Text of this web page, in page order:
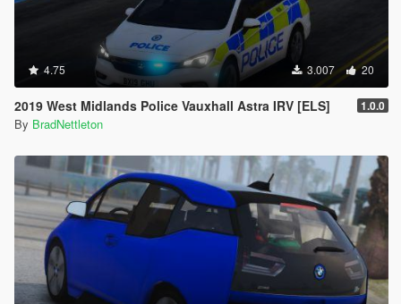
4.75 3.007 20
2019 West Midlands Police Vauxhall Astra IRV [ELS] 1.0.0
By BradNettleton